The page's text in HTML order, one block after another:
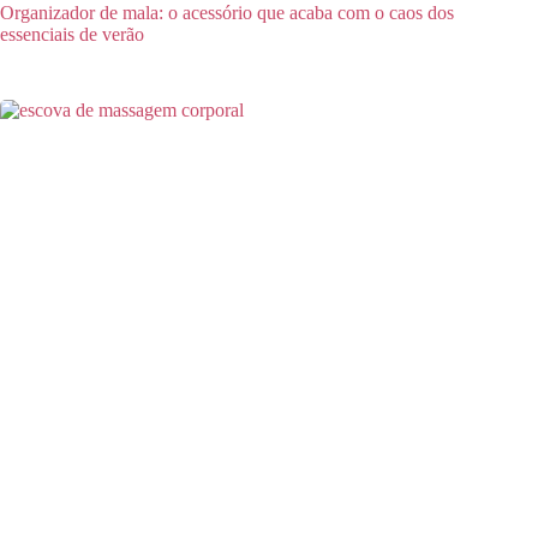
Organizador de mala: o acessório que acaba com o caos dos
essenciais de verão